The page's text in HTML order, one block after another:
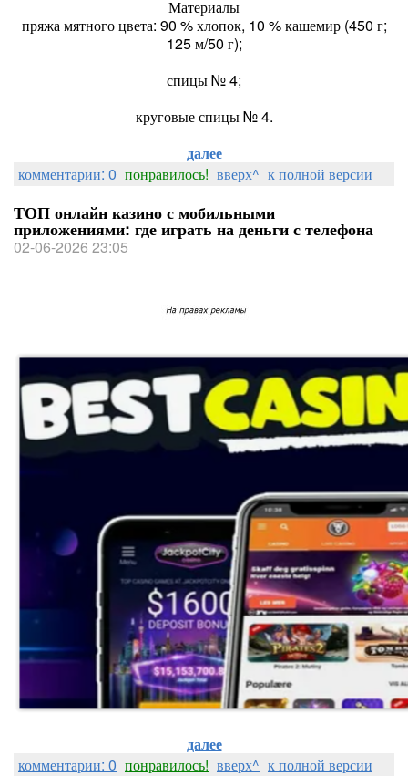
Материалы
пряжа мятного цвета: 90 % хлопок, 10 % кашемир (450 г;
125 м/50 г);
спицы № 4;
круговые спицы № 4.
далее
комментарии: 0 понравилось! вверх^ к полной версии
ТОП онлайн казино с мобильными
приложениями: где играть на деньги с телефона
02-06-2026 23:05
далее
комментарии: 0 понравилось! вверх^ к полной версии